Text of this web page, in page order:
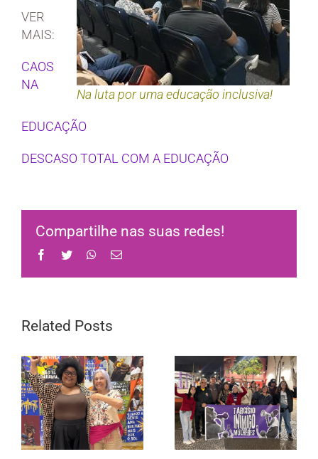
Na luta por uma educação inclusiva!
VER
MAIS:
CAOS
NA
EDUCAÇÃO
DESCASO TOTAL COM A EDUCAÇÃO
Compartilhe nas suas redes!
Facebook
Twitter WhatsApp
Email
Related Posts